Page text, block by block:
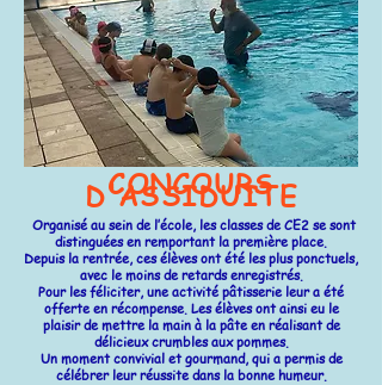
CONCOURS
D'ASSIDUITE
Organisé au sein de l’école, les classes de CE2 se sont
distinguées en remportant la première place.
Depuis la rentrée, ces élèves ont été les plus ponctuels,
avec le moins de retards enregistrés.
Pour les féliciter, une activité pâtisserie leur a été
offerte en récompense. Les élèves ont ainsi eu le
plaisir de mettre la main à la pâte en réalisant de
délicieux crumbles aux pommes.
Un moment convivial et gourmand, qui a permis de
célébrer leur réussite dans la bonne humeur.